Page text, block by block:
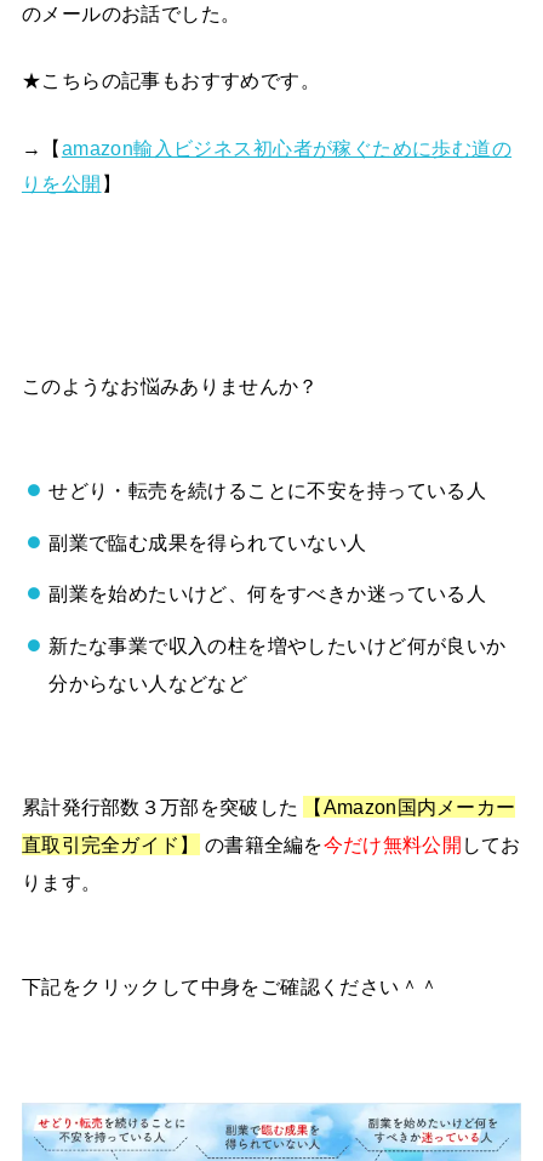
のメールのお話でした。
★こちらの記事もおすすめです。
→【amazon輸入ビジネス初心者が稼ぐために歩む道の
りを公開 】
このようなお悩みありませんか？
せどり・転売を続けることに不安を持っている人
副業で臨む成果を得られていない人
副業を始めたいけど、何をすべきか迷っている人
新たな事業で収入の柱を増やしたいけど何が良いか
分からない人などなど
累計発行部数３万部を突破した
【Amazon国内メーカー
直取引完全ガイド】
の書籍全編を今だけ無料公開 してお
ります。
下記をクリックして中身をご確認ください＾＾